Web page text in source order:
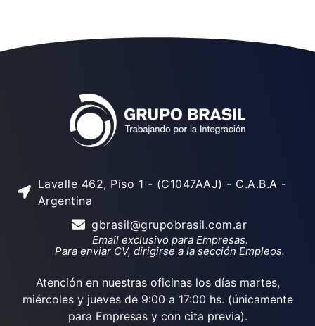
Lavalle 462, Piso 1 - (C1047AAJ) - C.A.B.A -
Argentina
gbrasil@grupobrasil.com.ar
Email exclusivo para Empresas.
Para enviar CV, dirigirse a la sección Empleos.
Atención en nuestras oficinas los días martes,
miércoles y jueves de 9:00 a 17:00 hs. (únicamente
para Empresas y con cita previa).